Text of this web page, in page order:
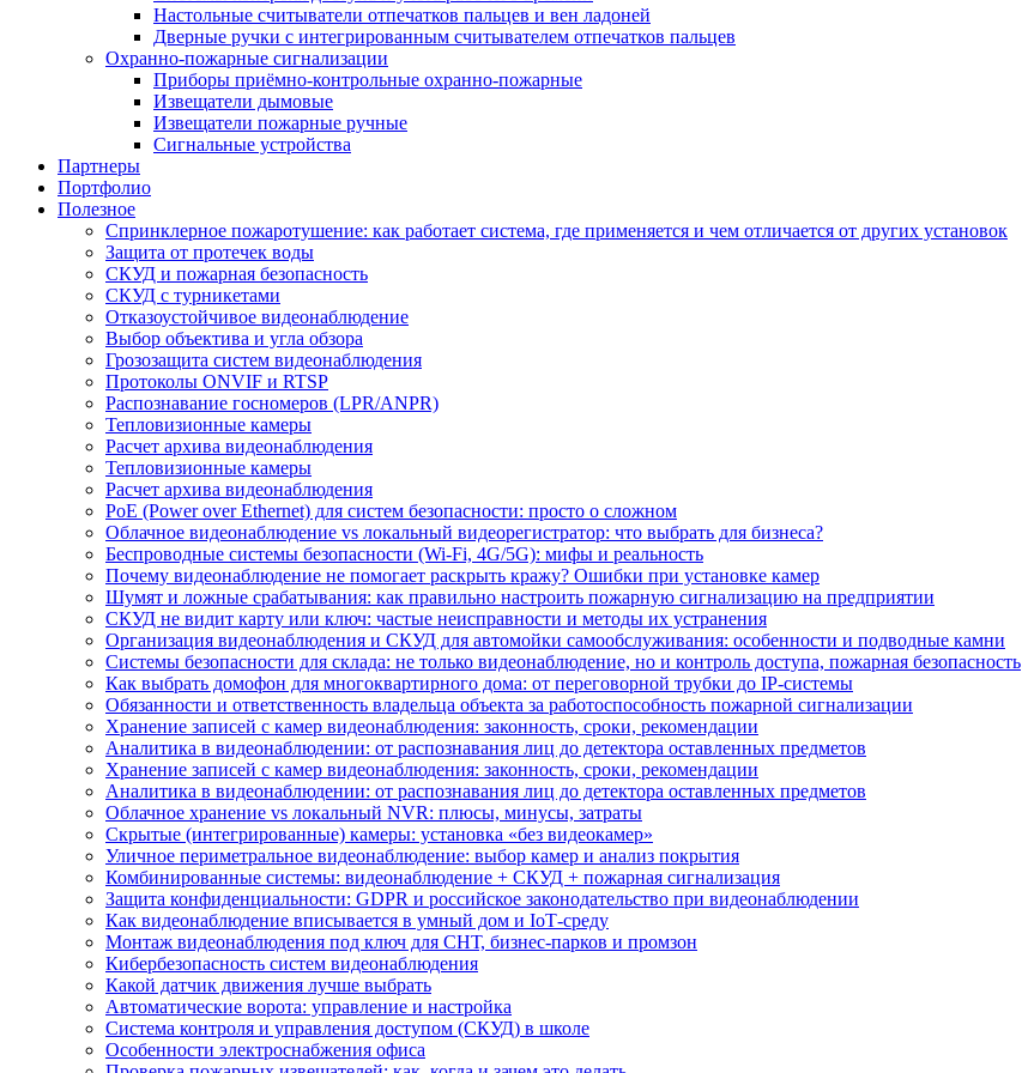
Настольные считыватели отпечатков пальцев и вен ладоней
Дверные ручки с интегрированным считывателем отпечатков пальцев
Охранно-пожарные сигнализации
Приборы приёмно-контрольные охранно-пожарные
Извещатели дымовые
Извещатели пожарные ручные
Сигнальные устройства
Партнеры
Портфолио
Полезное
Спринклерное пожаротушение: как работает система, где применяется и чем отличается от других установок
Защита от протечек воды
СКУД и пожарная безопасность
СКУД с турникетами
Отказоустойчивое видеонаблюдение
Выбор объектива и угла обзора
Грозозащита систем видеонаблюдения
Протоколы ONVIF и RTSP
Распознавание госномеров (LPR/ANPR)
Тепловизионные камеры
Расчет архива видеонаблюдения
Тепловизионные камеры
Расчет архива видеонаблюдения
PoE (Power over Ethernet) для систем безопасности: просто о сложном
Облачное видеонаблюдение vs локальный видеорегистратор: что выбрать для бизнеса?
Беспроводные системы безопасности (Wi-Fi, 4G/5G): мифы и реальность
Почему видеонаблюдение не помогает раскрыть кражу? Ошибки при установке камер
Шумят и ложные срабатывания: как правильно настроить пожарную сигнализацию на предприятии
СКУД не видит карту или ключ: частые неисправности и методы их устранения
Организация видеонаблюдения и СКУД для автомойки самообслуживания: особенности и подводные камни
Системы безопасности для склада: не только видеонаблюдение, но и контроль доступа, пожарная безопасность
Как выбрать домофон для многоквартирного дома: от переговорной трубки до IP-системы
Обязанности и ответственность владельца объекта за работоспособность пожарной сигнализации
Хранение записей с камер видеонаблюдения: законность, сроки, рекомендации
Аналитика в видеонаблюдении: от распознавания лиц до детектора оставленных предметов
Хранение записей с камер видеонаблюдения: законность, сроки, рекомендации
Аналитика в видеонаблюдении: от распознавания лиц до детектора оставленных предметов
Облачное хранение vs локальный NVR: плюсы, минусы, затраты
Скрытые (интегрированные) камеры: установка «без видеокамер»
Уличное периметральное видеонаблюдение: выбор камер и анализ покрытия
Комбинированные системы: видеонаблюдение + СКУД + пожарная сигнализация
Защита конфиденциальности: GDPR и российское законодательство при видеонаблюдении
Как видеонаблюдение вписывается в умный дом и IoT‑среду
Монтаж видеонаблюдения под ключ для СНТ, бизнес‑парков и промзон
Кибербезопасность систем видеонаблюдения
Какой датчик движения лучше выбрать
Автоматические ворота: управление и настройка
Система контроля и управления доступом (СКУД) в школе
Особенности электроснабжения офиса